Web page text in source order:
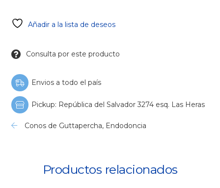
-
25
Añadir a la lista de deseos
Consulta por este producto
Envios a todo el país
Pickup: República del Salvador 3274 esq. Las Heras
Conos de Guttapercha, Endodoncia
Productos relacionados